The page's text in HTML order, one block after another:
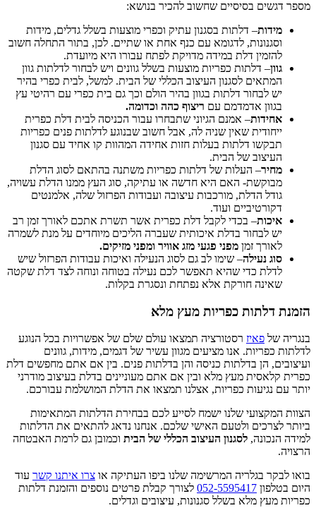
מספר דגשים בסיסיים שחשוב להכיר בנושא:
מידות– דלתות בסגנון עתיק וכפרי מוצעות בשלל גדלים, מידות
וסגנונות, לדגומא עם כנף אחת או שתיים. לכן, בתור התחלה חשוב
להזמין דלת במידה מדויקת לפתח עבורו היא מיועדת.
גוון– דלתות כפריות מוצעות בשלל גוונים ויש לבחור לדלתות גוון
המתאים לסגנון העיצוב הכללי של הבית. למשל, לבית כפרי בהיר
יש לבחור דלתות בגוון בהיר הולם וכך גם בית כפרי עם רהיטי עץ
בגוון אדמדמם עם ריצוף כהה וכדומה.
אחידות– אמנם הגיוני שתבחרו עבור הכניסה לבית דלת כפרית
ייחודית שאין שניה לה, אבל חשוב שבנוגע לדלתות פנים כפריות
תבקשו דלתות בעלות חזות אחידה המהוות קו אחיד עם סגנון
העיצוב של הבית.
מחיר– העלות של דלתות כפריות משתנה בהתאם לסוג הדלת
מבוקשת- האם היא חדשה או עתיקה, סוג העץ ממנו הדלת עשויה,
גודל הדלת, מורכבות עיצובה ועבודות הפרזול שלה, אלמנטים
דקורטיביים ועוד.
איכות– בכדי לקבל דלת כפרית אשר תשרת אתכם לאורך זמן רב
יש לבחור בדלת איכותית שעברה הליכים מיוחדים על מנת לשמרה
לאורך זמן מפני פגעי מזג אוויר ומפני מזיקים.
סוג נעילה– שימו לב גם לסוג הנעילה ואיכות עבודות הפרזול שיש
לדלת כדי שהיא תאפשר לכם נעילה בטוחה ונוחה לצד דלת שקטה
שאינה חורקת אלא נפתחת ונסגרת בקלות.
הזמנת דלתות כפריות מעץ מלא
בנגריה של פאיז רסטורציה תמצאו עולם שלם של אפשרויות בכל הנוגע
לדלתות כפריות. אנו מציעים מגוון עשיר של דגמים, מידות, גוונים
ועיצובים, הן בדלתות כניסה והן בדלתות פנים. בין אם אתם מחפשים דלת
כפרית קלאסית מעץ מלא ובין אם אתם מעוניינים בדלת בעיצוב מודרני
יותר עם נגיעות כפריות, אצלנו תמצאו את הדלת המושלמת עבורכם.
הצוות המקצועי שלנו ישמח לסייע לכם בבחירת הדלתות המתאימות
ביותר לצרכים ולטעם האישי שלכם. אנחנו נדאג להתאים את הדלתות
למידה הנכונה, לסגנון העיצוב הכללי של הבית וכמובן גם לרמת האבטחה
הרצויה.
בואו לבקר בגלריה המרשימה שלנו ביפו העתיקה או צרו איתנו קשר עוד
היום בטלפון 052-5595417 לצורך קבלת פרטים נוספים והזמנת דלתות
כפריות מעץ מלא בשלל סגנונות, עיצובים וגדלים.